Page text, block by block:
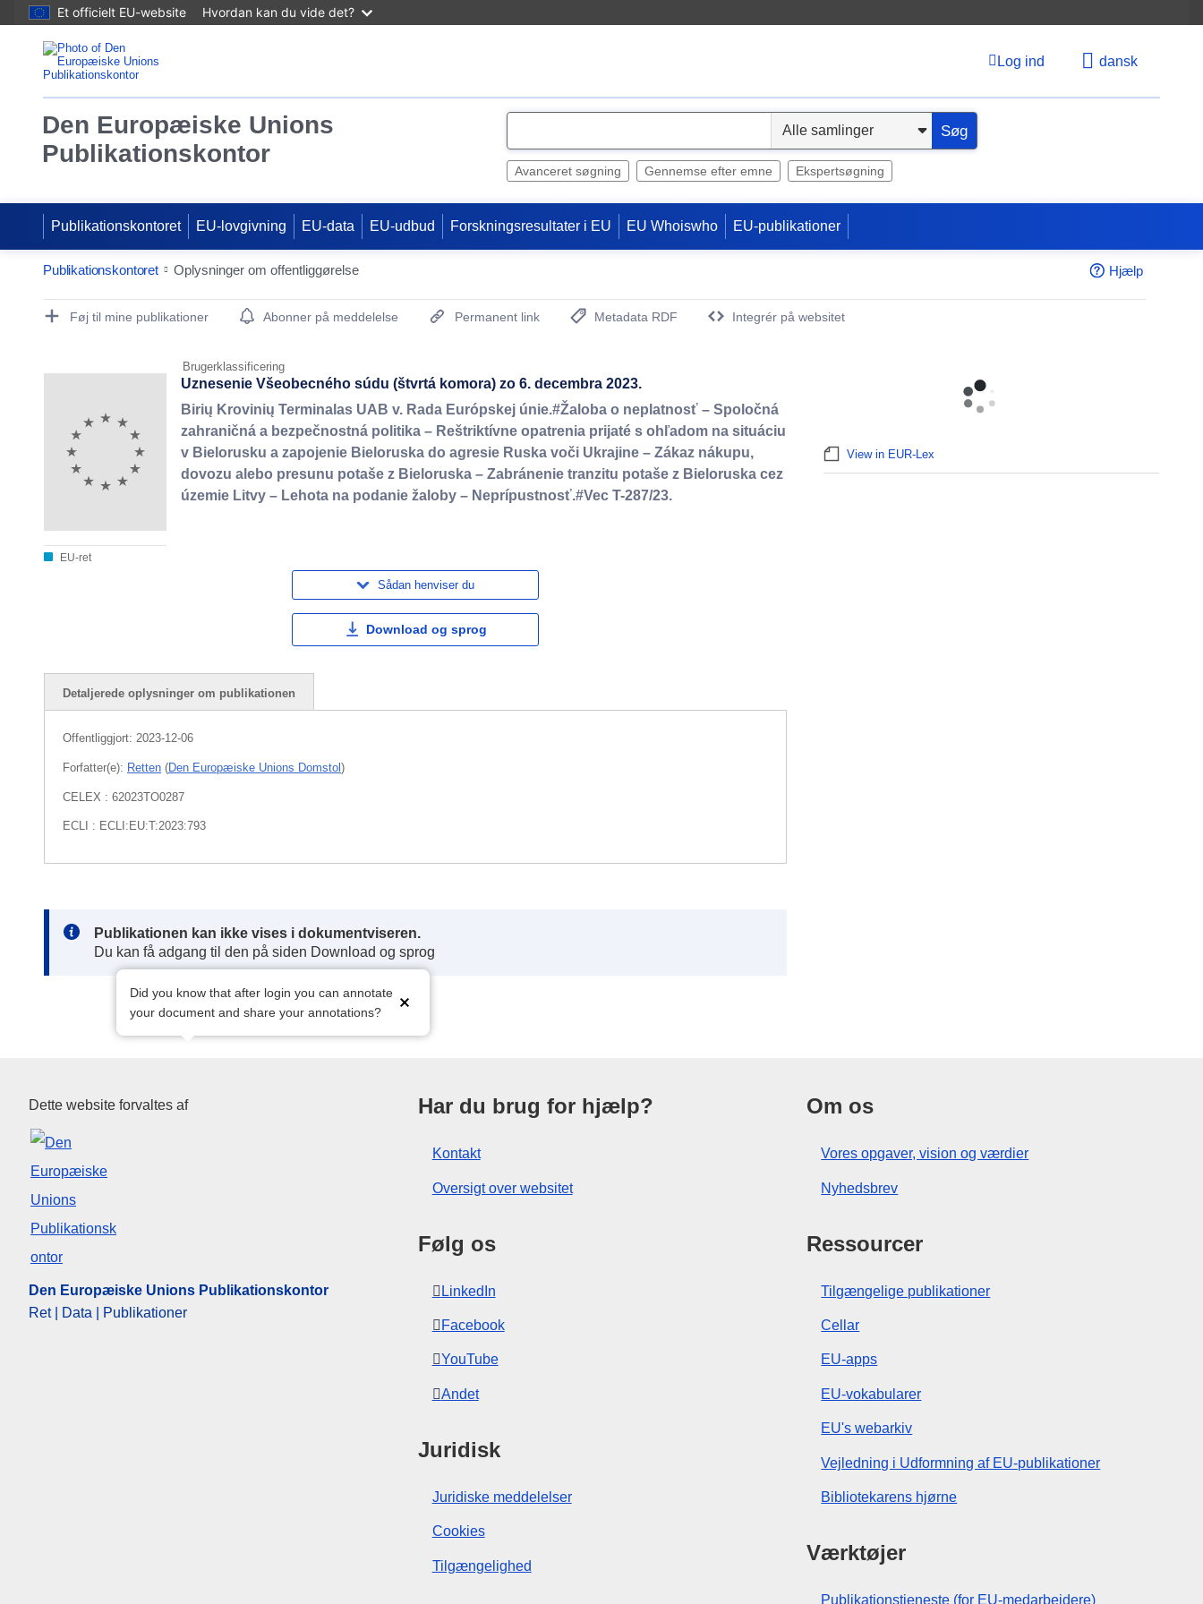
Et officielt EU-website Hvordan kan du vide det?
Log ind dansk
Den Europæiske Unions
Publikationskontor
e
Søg
Avanceret søgning Gennemse efter emne Ekspertsøgning
Publikationskontoret EU-lovgivning EU-data EU-udbud Forskningsresultater i EU EU Whoiswho EU-publikationer
Publikationskontoret Oplysninger om offentliggørelse Hjælp
Publication Detail Actions Portlet
Føj til mine publikationer Abonner på meddelelse Permanent link
Metadata RDF
Integrér på websitet
Brugerklassificering
EU-ret
Uznesenie Všeobecného súdu (štvrtá komora) zo 6. decembra 2023.
Birių Krovinių Terminalas UAB v. Rada Európskej únie.#Žaloba o neplatnosť – Spoločná
zahraničná a bezpečnostná politika – Reštriktívne opatrenia prijaté s ohľadom na situáciu
v Bielorusku a zapojenie Bieloruska do agresie Ruska voči Ukrajine – Zákaz nákupu,
dovozu alebo presunu potaše z Bieloruska – Zabránenie tranzitu potaše z Bieloruska cez
územie Litvy – Lehota na podanie žaloby – Neprípustnosť.#Vec T-287/23.
Sådan henviser du
Download og sprog
Detaljerede oplysninger om publikationen
Offentliggjort: 2023-12-06
Forfatter(e): Retten (Den Europæiske Unions Domstol )
CELEX : 62023TO0287
ECLI : ECLI:EU:T:2023:793
Note:
Publikationen kan ikke vises i dokumentviseren.
Du kan få adgang til den på siden Download og sprog
Did you know that after login you can annotate
your document and share your annotations?
View in EUR-Lex
Den Europæiske Unions Publikationskontor
Dette website forvaltes af
Den Europæiske Unions Publikationskontor
Ret | Data | Publikationer
Har du brug for hjælp?
Kontakt
Oversigt over websitet
Følg os
LinkedIn
Facebook
YouTube
Andet
Juridisk
Juridiske meddelelser
Cookies
Tilgængelighed
Om os
Vores opgaver, vision og værdier
Nyhedsbrev
Ressourcer
Tilgængelige publikationer
Cellar
EU-apps
EU-vokabularer
EU's webarkiv
Vejledning i Udformning af EU-publikationer
Bibliotekarens hjørne
Værktøjer
Publikationstjeneste (for EU-medarbejdere)